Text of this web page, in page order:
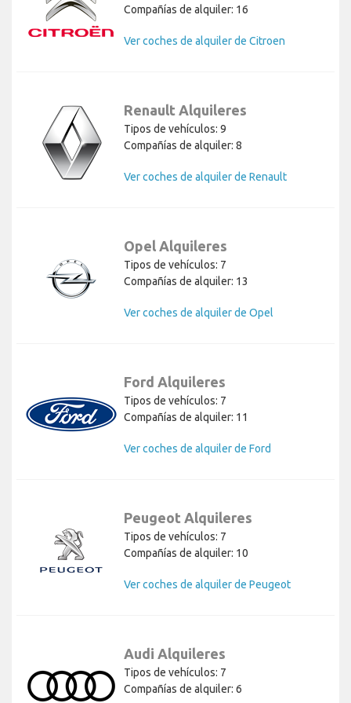
Compañías de alquiler: 16
Ver coches de alquiler de Citroen
Renault Alquileres
Tipos de vehículos: 9
Compañías de alquiler: 8
Ver coches de alquiler de Renault
Opel Alquileres
Tipos de vehículos: 7
Compañías de alquiler: 13
Ver coches de alquiler de Opel
Ford Alquileres
Tipos de vehículos: 7
Compañías de alquiler: 11
Ver coches de alquiler de Ford
Peugeot Alquileres
Tipos de vehículos: 7
Compañías de alquiler: 10
Ver coches de alquiler de Peugeot
Audi Alquileres
Tipos de vehículos: 7
Compañías de alquiler: 6